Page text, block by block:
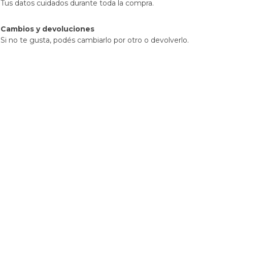
Tus datos cuidados durante toda la compra.
Cambios y devoluciones
Si no te gusta, podés cambiarlo por otro o devolverlo.